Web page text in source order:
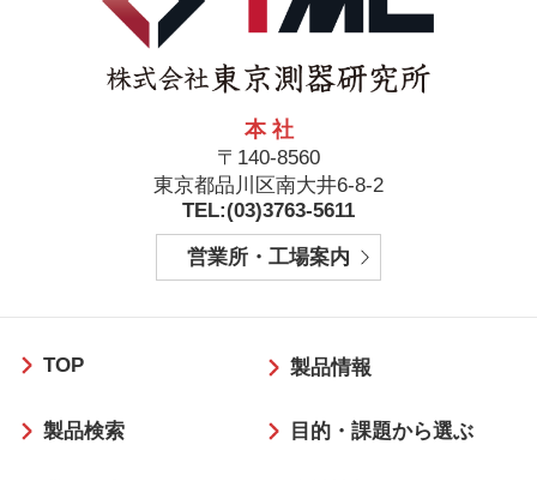
本 社
〒140-8560
東京都品川区南大井6-8-2
TEL:(03)3763-5611
営業所・工場案内
ッ
ー
TOP 製品情報
製品検索 目的・課題から選ぶ